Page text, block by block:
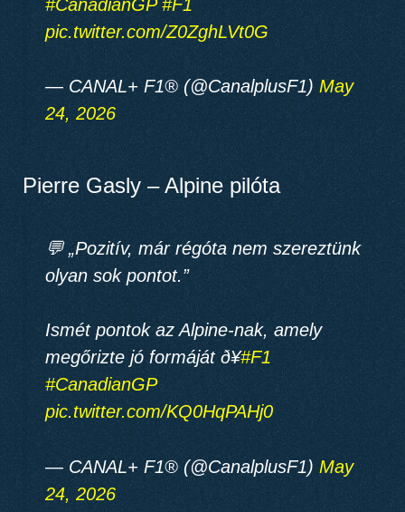
#CanadianGP #F1
pic.twitter.com/Z0ZghLVt0G
— CANAL+ F1® (@CanalplusF1) May
24, 2026
Pierre Gasly – Alpine pilóta
💬 „Pozitív, már régóta nem szereztünk
olyan sok pontot.”
Ismét pontok az Alpine-nak, amely
megőrizte jó formáját ð¥#F1
#CanadianGP
pic.twitter.com/KQ0HqPAHj0
— CANAL+ F1® (@CanalplusF1) May
24, 2026